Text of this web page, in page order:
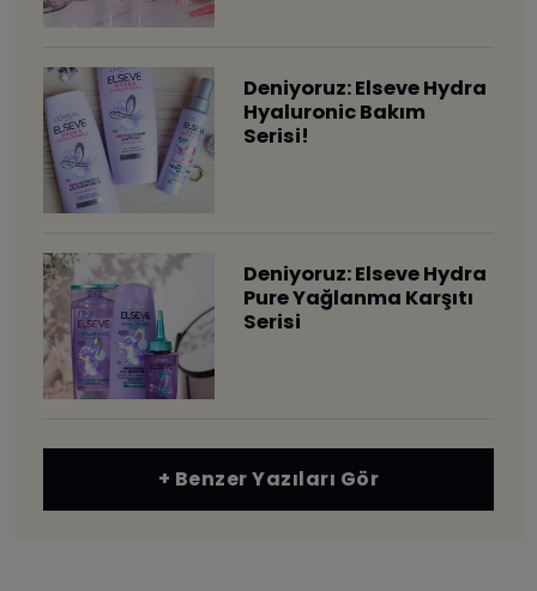
Deniyoruz: Elseve Hydra
Hyaluronic Bakım
Serisi!
Deniyoruz: Elseve Hydra
Pure Yağlanma Karşıtı
Serisi
+ Benzer Yazıları Gör